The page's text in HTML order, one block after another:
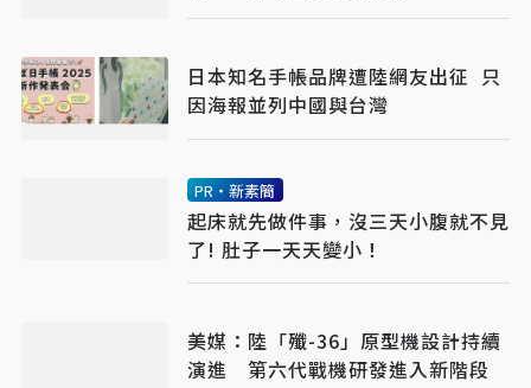
日本知名手帳品牌遭陸網友出征 只
因海報並列中國與台灣
PR・新素簡
起床就先做件事，沒三天小腹就不見
了! 肚子一天天變小！
美媒：陸「殲-36」原型機設計持續
演進 第六代戰機研發進入新階段